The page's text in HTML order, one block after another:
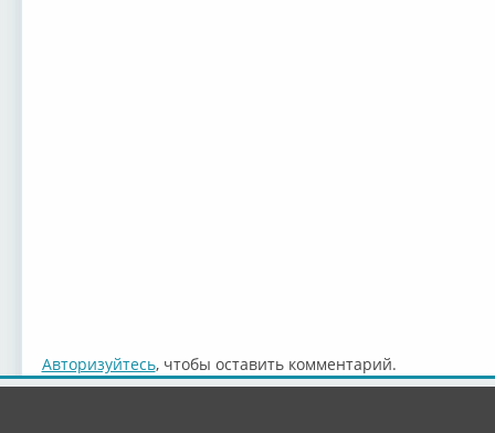
Авторизуйтесь, чтобы оставить комментарий.